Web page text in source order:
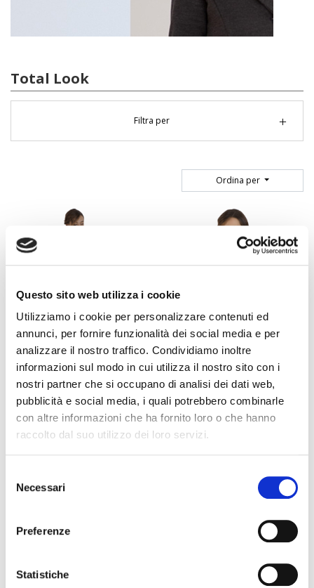
Questo sito web utilizza i cookie
Utilizziamo i cookie per personalizzare contenuti ed
annunci, per fornire funzionalità dei social media e per
analizzare il nostro traffico. Condividiamo inoltre
informazioni sul modo in cui utilizza il nostro sito con i
nostri partner che si occupano di analisi dei dati web,
pubblicità e social media, i quali potrebbero combinarle
con altre informazioni che ha fornito loro o che hanno
raccolto dal suo utilizzo dei loro servizi.
delNecessari
Preferenze
Statistiche
Total Look
Filtra per
Ordina per
PANTALONE, TAGLIO
99,00 €
BLAZER 100% LANA,
159,00 €